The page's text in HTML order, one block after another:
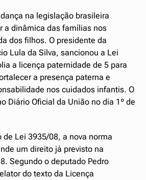
na legislação brasileira
a dinâmica das famílias nos
dos filhos. O presidente da
Lula da Silva, sancionou a Lei
a licença paternidade de 5 para
a presença paterna e
nos cuidados infantis. O
Diário Oficial da União no dia 1º de
de Lei 3935/08, a nova norma
um direito já previsto na
Segundo o deputado Pedro
do texto da Licença